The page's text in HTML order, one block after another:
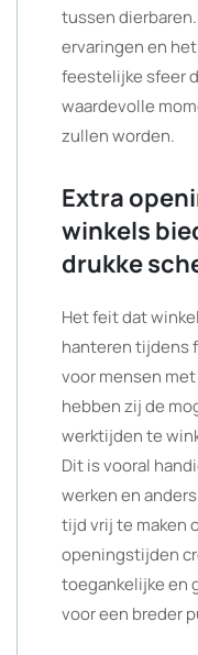
tussen
ervaringen en
feestelijke sfeer
waardevolle
zullen worden.
Extra
winkels
drukke
Het feit dat
hanteren tijdens
voor mensen met
hebben zij de
werktijden te
Dit is vooral
werken en
tijd vrij te maken
openingstijden
toegankelijke en
voor een breder